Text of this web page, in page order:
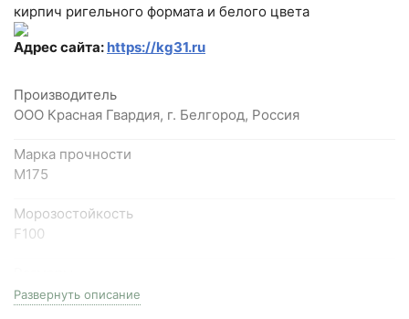
Самарская область, Волжский район, село
кирпича")
пн-пт с 9:00 до 18:00, сб с 10:00 до 16:00
+7 (846) 215-18-18
+7 (993) 993-77-44
кирпич ригельного формата и белого цвета
Адрес сайта: https://kg31.ru
Производитель
ООО Красная Гвардия, г. Белгород, Россия
Марка прочности
М175
Морозостойкость
F100
полуторный, (1.4НФ), 250мм длина * 120мм ширина *
Развернуть описание